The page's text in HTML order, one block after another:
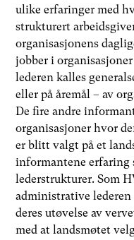
ulike erfaringer med
strukturert
organisasjonens
jobber i
lederen kalles
eller på åremål – av
De fire andre
organisasjoner hvor
er blitt valgt på et
informantene erfaring
lederstrukturer. Som
administrative
deres utøvelse av
med at landsmøtet